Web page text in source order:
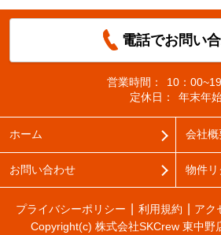
電話でお問い
営業時間：
10：
定休日：
年末年
ホーム 会社概
お問い合わせ 物件リ
プライバシーポリシー 利用規約 アク
Copyright(c) 株式会社SKCrew 東中野